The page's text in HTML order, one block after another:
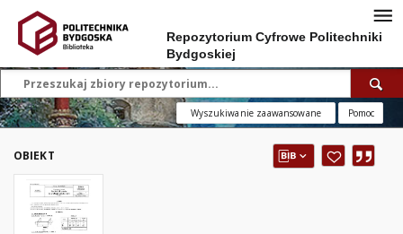
Repozytorium Cyfrowe Politechniki
Bydgoskiej
Wyszukiwanie zaawansowane Pomoc
OBIEKT